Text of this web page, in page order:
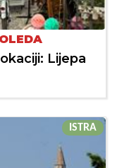
Lijepa
ISTRA